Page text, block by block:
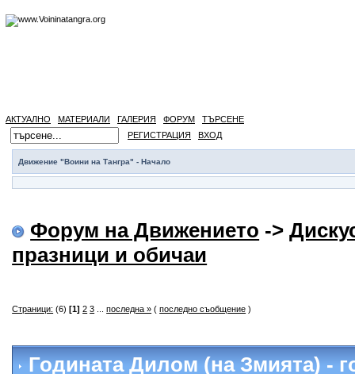
АКТУАЛНО МАТЕРИАЛИ ГАЛЕРИЯ ФОРУМ
ТЪРСЕНЕ
РЕГИСТРАЦИЯ
ВХОД
Движение "Воини на Тангра" - Начало
Форум на Движението ->
празници и обичаи
Страници: (6)[1] 2 3 ...последна » (последно съобщение )
Годината Дилом (на Змията) -